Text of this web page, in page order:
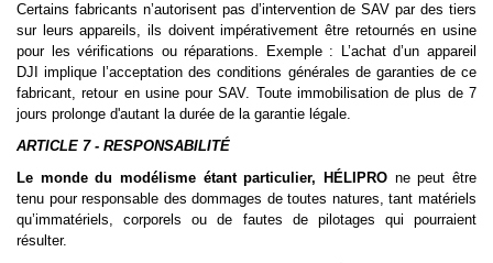
Certains fabricants n’autorisent pas d’intervention de SAV par des tiers
sur leurs appareils, ils doivent impérativement être retournés en usine
pour les vérifications ou réparations. Exemple : L’achat d’un appareil
DJI implique l’acceptation des conditions générales de garanties de ce
fabricant, retour en usine pour SAV. Toute immobilisation de plus de 7
jours prolonge d'autant la durée de la garantie légale.
ARTICLE 7 - RESPONSABILITÉ
Le monde du modélisme étant particulier, HÉLIPRO ne peut être
tenu pour responsable des dommages de toutes natures, tant matériels
qu’immatériels, corporels ou de fautes de pilotages qui pourraient
résulter.